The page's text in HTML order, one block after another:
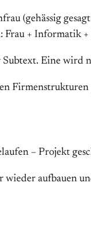
(gehässig
Frau +
Eine wird
– Projekt
wieder aufbauen